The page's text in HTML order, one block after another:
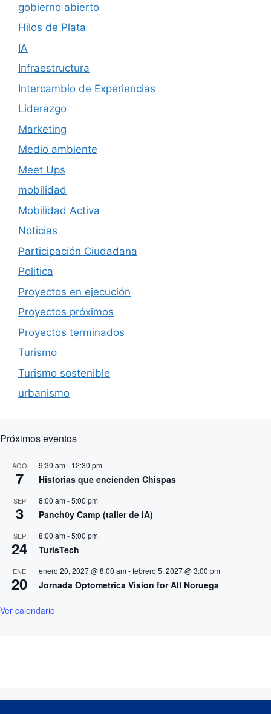
gobierno abierto
Hilos de Plata
IA
Infraestructura
Intercambio de Experiencias
Liderazgo
Marketing
Medio ambiente
Meet Ups
mobilidad
Mobilidad Activa
Noticias
Participación Ciudadana
Politica
Proyectos en ejecución
Proyectos próximos
Proyectos terminados
Turismo
Turismo sostenible
urbanismo
Próximos eventos
AGO
7
9:30 am- 12:30 pm
Historias que encienden Chispas
SEP
3
8:00 am-5:00 pm
Panch0y Camp (taller de IA)
SEP
24
8:00 am-5:00 pm
TurisTech
ENE
20
enero 20, 2027 @ 8:00 am-febrero 5, 2027 @ 3:00 pm
Jornada Optometrica Vision for All Noruega
Ver calendario